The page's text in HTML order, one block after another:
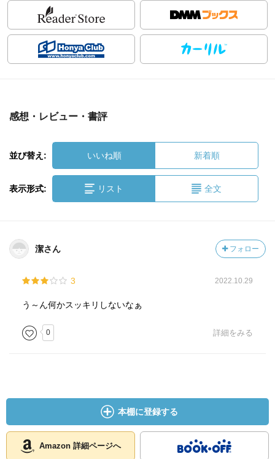
感想・レビュー・書評
並び替え: いいね順 新着順
表示形式: リスト 全文
潔さん フォロー
3 2022.10.29
う～ん何かスッキリしないなぁ
0 詳細をみる
本棚に登録する
Amazon 詳細ページへ